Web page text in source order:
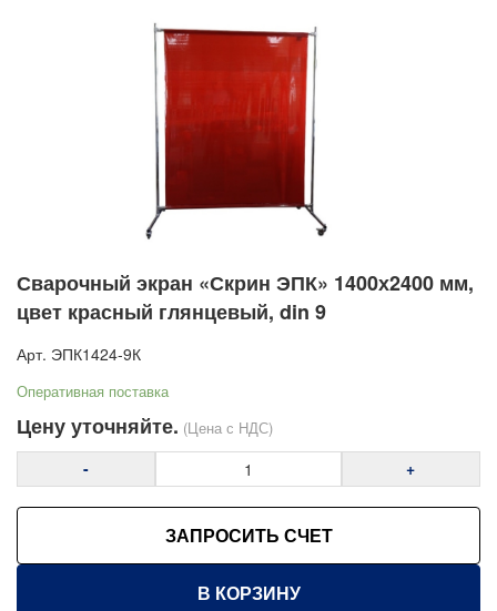
Шкафы инструментальные
Тележки и тумбы для инструмента
Тумбы, шкафы и тележки диагностические /
Антистатическая мебель ESD
Мебель для чистых помещений
Перфорированные панели, подвесы и крюки
Хранение метизов и мелких деталей
Пластиковые лотки и ячейки
Стеллажи металлические
Рабочие стулья
Тележки ручные для перевозки грузов
Сварочный экран «Скрин ЭПК» 1400х2400 мм,
цвет красный глянцевый, din 9
Арт. ЭПК1424-9К
Оперативная поставка
Цену уточняйте. (Цена с НДС)
- +
ЗАПРОСИТЬ СЧЕТ
В КОРЗИНУ